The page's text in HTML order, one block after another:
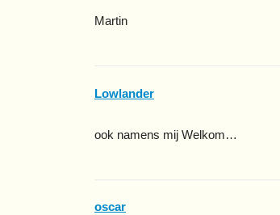
Martin
Lowlander
ook namens mij Welkom…
oscar